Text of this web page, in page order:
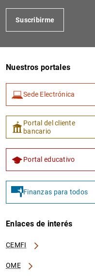
Suscribirme
Nuestros portales
Sede Electrónica
Portal del cliente
bancario
Portal educativo
Finanzas para todos
Enlaces de interés
CEMFI
OME